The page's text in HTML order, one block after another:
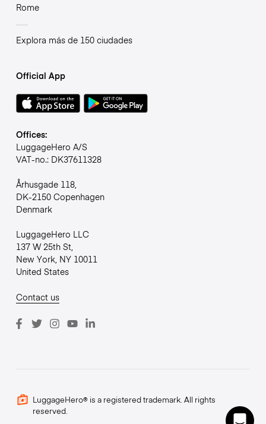
Rome
Explora más de 150 ciudades
Official App
Offices:
LuggageHero A/S
VAT-no.: DK37611328
Århusgade 118,
DK-2150 Copenhagen
Denmark
LuggageHero LLC
137 W 25th St,
New York, NY 10011
United States
Contact us
LuggageHero® is a registered trademark. All rights
reserved.